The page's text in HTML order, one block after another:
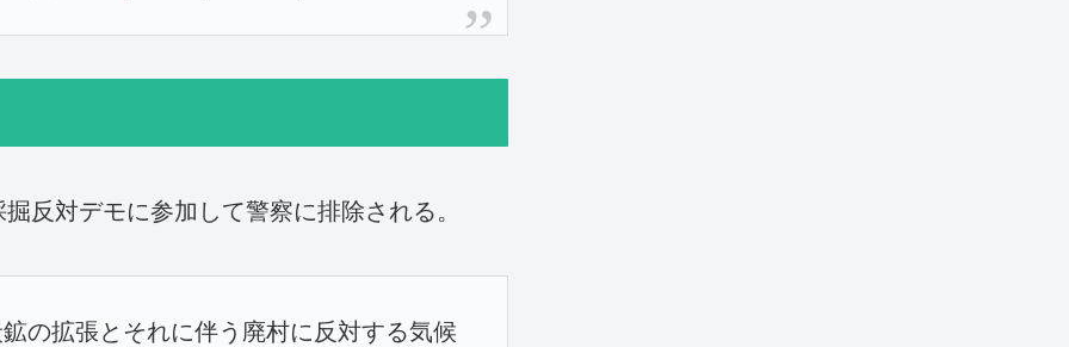
反対デモに参加して警察に排除される。
の拡張とそれに伴う廃村に反対する気候